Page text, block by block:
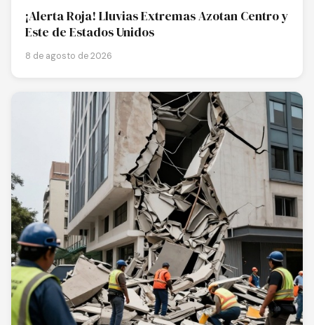
¡Alerta Roja! Lluvias Extremas Azotan Centro y
Este de Estados Unidos
8 de agosto de 2026